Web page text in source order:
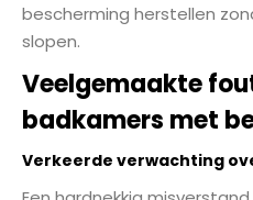
bescherming herstellen
slopen.
Veelgemaakte
badkamers met
Verkeerde verwachting